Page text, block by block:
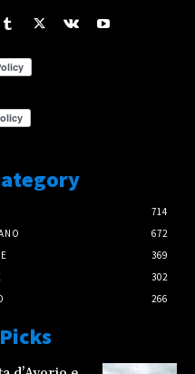
714
672
369
302
266